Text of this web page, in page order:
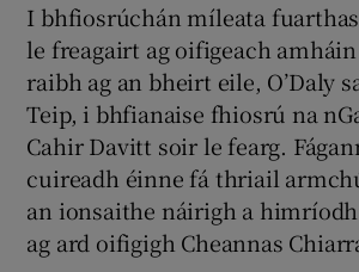
I bhfiosrúchán míleata
le freagairt ag oifigeach
raibh ag an bheirt eile, O’Daly
Teip, i bhfianaise fhiosrú na
Cahir Davitt soir le fearg.
cuireadh éinne fá thriail
an ionsaithe náirigh a
ag ard oifigigh Cheannas